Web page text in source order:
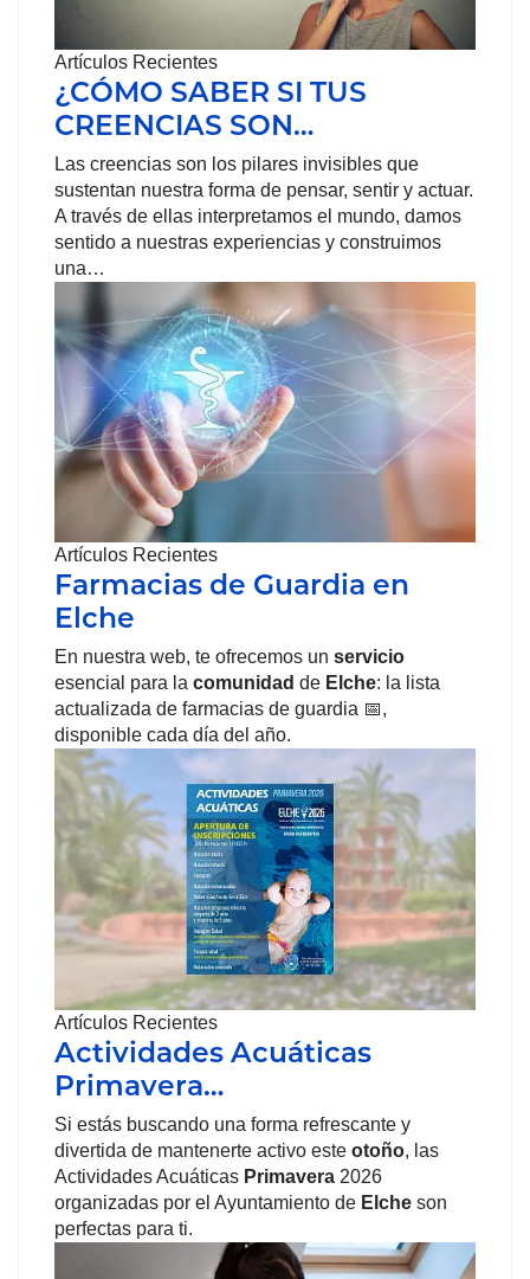
Artículos Recientes
¿CÓMO SABER SI TUS
CREENCIAS SON…
Las creencias son los pilares invisibles que
sustentan nuestra forma de pensar, sentir y actuar.
A través de ellas interpretamos el mundo, damos
sentido a nuestras experiencias y construimos
una…
Artículos Recientes
Farmacias de Guardia en
Elche
En nuestra web, te ofrecemos un servicio
esencial para la comunidad de Elche: la lista
actualizada de farmacias de guardia 📅,
disponible cada día del año.
Artículos Recientes
Actividades Acuáticas
Primavera…
Si estás buscando una forma refrescante y
divertida de mantenerte activo este otoño, las
Actividades Acuáticas Primavera 2026
organizadas por el Ayuntamiento de Elche son
perfectas para ti.